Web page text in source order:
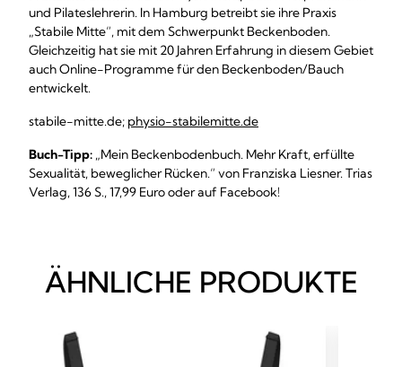
und Pilateslehrerin. In Hamburg betreibt sie ihre Praxis
„Stabile Mitte“, mit dem Schwerpunkt Beckenboden.
Gleichzeitig hat sie mit 20 Jahren Erfahrung in diesem Gebiet
auch Online-Programme für den Beckenboden/Bauch
entwickelt.
stabile-mitte.de; physio-stabilemitte.de
Buch-Tipp: „Mein Beckenbodenbuch. Mehr Kraft, erfüllte
Sexualität, beweglicher Rücken.“ von Franziska Liesner. Trias
Verlag, 136 S., 17,99 Euro oder auf Facebook!
ÄHNLICHE PRODUKTE